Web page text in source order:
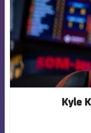
Kyle